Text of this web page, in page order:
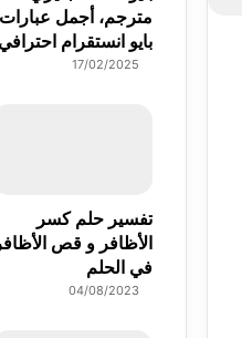
مترجم، أجمل عبارات
بايو انستقرام احترافي
17/02/2025
تفسير حلم كسر
الأظافر و قص الأظافر
في الحلم
04/08/2023